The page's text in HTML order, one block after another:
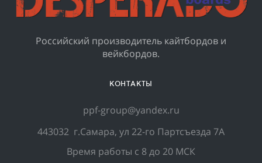
Российский производитель кайтбордов и
вейкбордов.
КОНТАКТЫ
ppf-group@yandex.ru
443032 г.Самара, ул 22-го Партсъезда 7А
Время работы с 8 до 20 МСК